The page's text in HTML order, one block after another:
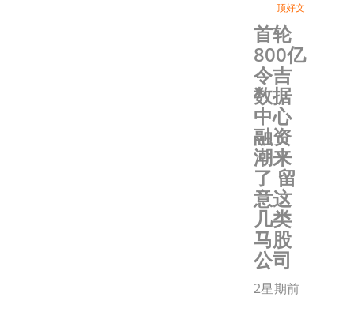
顶好文
首轮
800亿
令吉
数据
中心
融资
潮来
了 留
意这
几类
马股
公司
2星期前